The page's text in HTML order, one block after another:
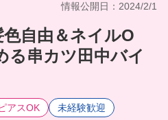
情報公開日：2024/2/1
自由＆ネイルO
る串カツ田中バイ
アスOK 未経験歓迎